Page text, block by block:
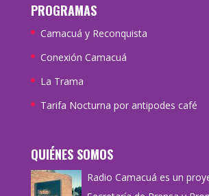
PROGRAMAS
Camacuá y Reconquista
Conexión Camacuá
La Trama
Tarifa Nocturna por antipodes café
QUIÉNES SOMOS
Radio Camacuá es un